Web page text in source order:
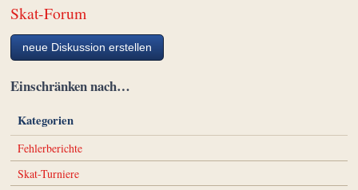
Skat-Forum
neue Diskussion erstellen
Einschränken nach…
Kategorien
Fehlerberichte
Skat-Turniere